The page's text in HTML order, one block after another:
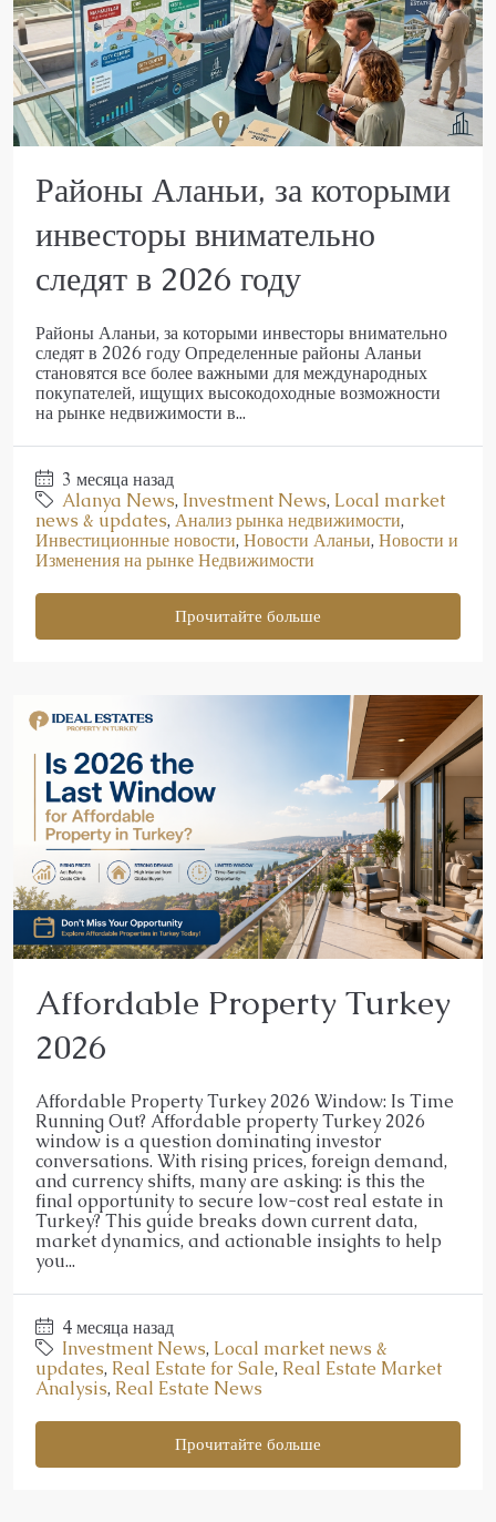
Районы Аланьи, за которыми
инвесторы внимательно
следят в 2026 году
Районы Аланьи, за которыми инвесторы внимательно
следят в 2026 году Определенные районы Аланьи
становятся все более важными для международных
покупателей, ищущих высокодоходные возможности
на рынке недвижимости в...
3 месяца назад
Alanya News, Investment News, Local market
news & updates, Анализ рынка недвижимости,
Инвестиционные новости, Новости Аланьи, Новости и
Изменения на рынке Недвижимости
Прочитайте больше
Affordable Property Turkey
2026
Affordable Property Turkey 2026 Window: Is Time
Running Out? Affordable property Turkey 2026
window is a question dominating investor
conversations. With rising prices, foreign demand,
and currency shifts, many are asking: is this the
final opportunity to secure low-cost real estate in
Turkey? This guide breaks down current data,
market dynamics, and actionable insights to help
you...
4 месяца назад
Investment News, Local market news &
updates, Real Estate for Sale, Real Estate Market
Analysis, Real Estate News
Прочитайте больше